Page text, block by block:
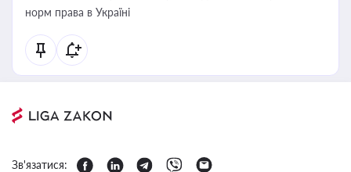
норм права в Україні
Зв'язатися: